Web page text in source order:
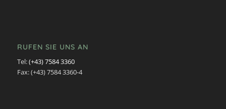
RUFEN SIE UNS AN
Tel:(+43) 7584 3360
Fax: (+43) 7584 3360-4